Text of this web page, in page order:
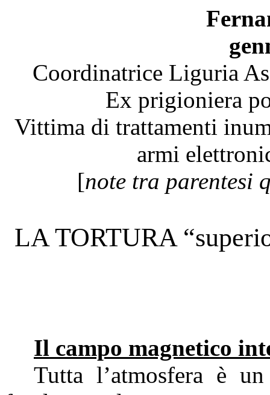
Coordinatrice Liguria
Ex prigioniera
Vittima di trattamenti
armi
[note tra parentesi
LA TORTURA
Il campo magnetico
Tutta l’atmosfera è